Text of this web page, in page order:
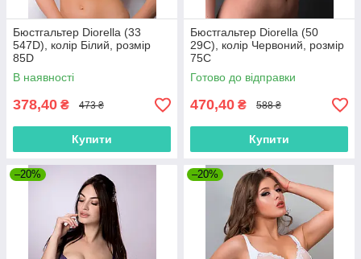
Бюстгальтер Diorella (33
547D), колір Білий, розмір
85D
В наявності
378,40 ₴ 473 ₴
Купити
Бюстгальтер Diorella (50
29C), колір Червоний, розмір
75C
Готово до відправки
470,40 ₴ 588 ₴
Купити
–20% –20%